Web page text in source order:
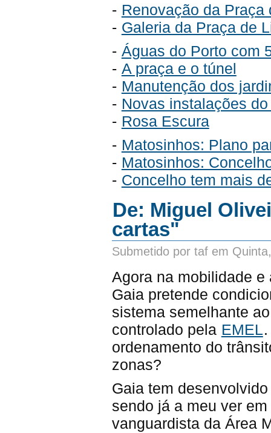
- Renovação da
- Galeria da Praça de
- Águas do Porto com
- A praça e o túnel
- Manutenção dos
- Novas instalações
- Rosa Escura
- Matosinhos: Plano
- Matosinhos:
- Concelho tem mais
De: Miguel
cartas"
Submetido por taf em
Agora na mobilidade
Gaia pretende
sistema semelhante
controlado pela EMEL
ordenamento do
zonas?
Gaia tem
sendo já a meu ver
vanguardista da Área